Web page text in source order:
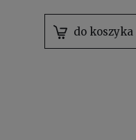
do koszyka